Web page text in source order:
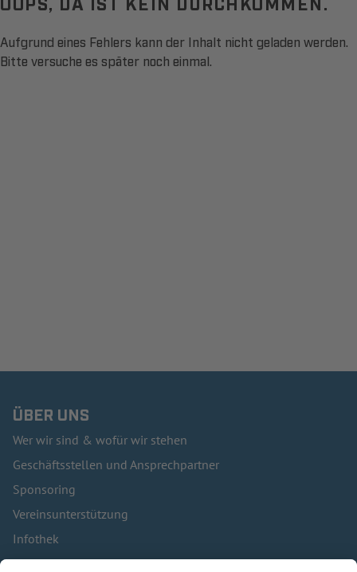
Aufgrund eines Fehlers kann der Inhalt nicht geladen werden.
Bitte versuche es später noch einmal.
ÜBER UNS
Wer wir sind & wofür wir stehen
Geschäftsstellen und Ansprechpartner
Sponsoring
Vereinsunterstützung
Infothek
Kontakt